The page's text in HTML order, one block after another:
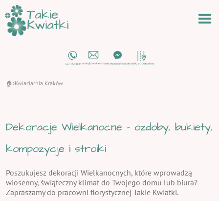
🏠 ›Kwiaciarnia Kraków
Dekoracje Wielkanocne - ozdoby, bukiety,
kompozycje i stroiki
Poszukujesz dekoracji Wielkanocnych, które wprowadzą
wiosenny, świąteczny klimat do Twojego domu lub biura?
Zapraszamy do pracowni florystycznej Takie Kwiatki.